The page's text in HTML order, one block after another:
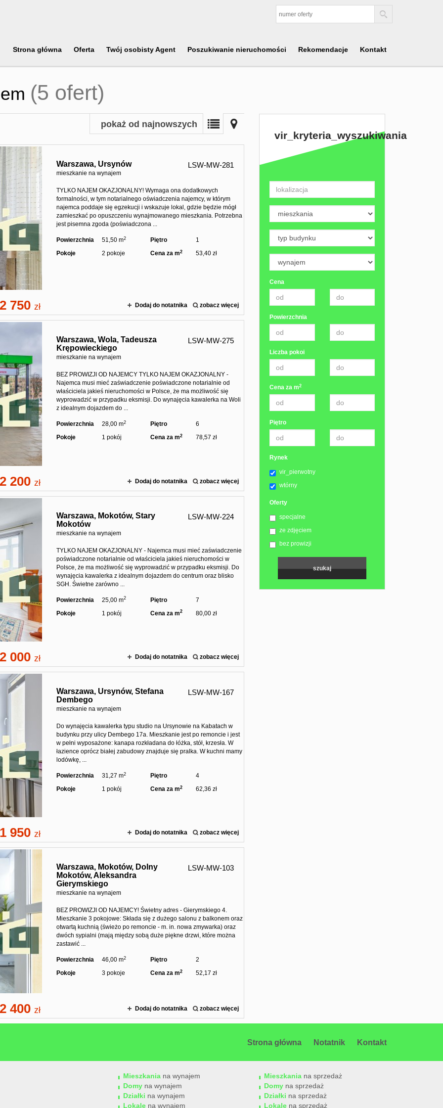
Strona główna Oferta Twój osobisty Agent Poszukiwanie nieruchomości Rekomendacje Kontakt
(5 ofert)
pokaż od najnowszych
Warszawa, Ursynów
mieszkanie na wynajem
LSW-MW-281
TYLKO NAJEM OKAZJONALNY! Wymaga ona dodatkowych
formalności, w tym notarialnego oświadczenia najemcy, w którym
najemca poddaje się egzekucji i wskazuje lokal, gdzie będzie mógł
zamieszkać po opuszczeniu wynajmowanego mieszkania. Potrzebna
jest pisemna zgoda (poświadczona ...
Powierzchnia 51,50 m2 Piętro
1
Pokoje
2 pokoje Cena za m2 53,40 zł
750 zł Dodaj do notatnika zobacz więcej
Warszawa, Wola, Tadeusza
Krępowieckiego
mieszkanie na wynajem
LSW-MW-275
BEZ PROWIZJI OD NAJEMCY TYLKO NAJEM OKAZJONALNY -
Najemca musi mieć zaświadczenie poświadczone notarialnie od
właściciela jakieś nieruchomości w Polsce, że ma możliwość się
wyprowadzić w przypadku eksmisji. Do wynajęcia kawalerka na Woli
z idealnym dojazdem do ...
Powierzchnia 28,00 m2 Piętro
6
Pokoje
1 pokój Cena za m2 78,57 zł
200 zł Dodaj do notatnika zobacz więcej
Warszawa, Mokotów, Stary
Mokotów
mieszkanie na wynajem
LSW-MW-224
TYLKO NAJEM OKAZJONALNY - Najemca musi mieć zaświadczenie
poświadczone notarialnie od właściciela jakieś nieruchomości w
Polsce, że ma możliwość się wyprowadzić w przypadku eksmisji. Do
wynajęcia kawalerka z idealnym dojazdem do centrum oraz blisko
SGH. Świetne zarówno ...
Powierzchnia 25,00 m2 Piętro
7
Pokoje
1 pokój Cena za m2 80,00 zł
000 zł Dodaj do notatnika zobacz więcej
Warszawa, Ursynów, Stefana
Dembego
mieszkanie na wynajem
LSW-MW-167
Do wynajęcia kawalerka typu studio na Ursynowie na Kabatach w
budynku przy ulicy Dembego 17a. Mieszkanie jest po remoncie i jest
w pełni wyposażone: kanapa rozkładana do łóżka, stół, krzesła. W
łazience oprócz białej zabudowy znajduje się pralka. W kuchni mamy
lodówkę, ...
Powierzchnia 31,27 m2 Piętro
4
Pokoje
1 pokój Cena za m2 62,36 zł
950 zł Dodaj do notatnika zobacz więcej
Warszawa, Mokotów, Dolny
Mokotów, Aleksandra
Gierymskiego
mieszkanie na wynajem
LSW-MW-103
BEZ PROWIZJI OD NAJEMCY! Świetny adres - Gierymskiego 4.
Mieszkanie 3 pokojowe: Składa się z dużego salonu z balkonem oraz
otwartą kuchnią (świeżo po remoncie - m. in. nowa zmywarka) oraz
dwóch sypialni (mają między sobą duże piękne drzwi, które można
zastawić ...
Powierzchnia 46,00 m2 Piętro
2
Pokoje
3 pokoje Cena za m2 52,17 zł
400 zł Dodaj do notatnika zobacz więcej
vir_kryteria_wyszukiwania
Cena
Powierzchnia
Liczba pokoi
Cena za m2
Piętro
Rynek
vir_pierwotny
wtórny
Oferty
specjalne
ze zdjęciem
bez prowizji
Strona główna Notatnik Kontakt
Mieszkania na wynajem
Domy na wynajem
Działki na wynajem
Lokale na wynajem
Mieszkania na sprzedaż
Domy na sprzedaż
Działki na sprzedaż
Lokale na sprzedaż